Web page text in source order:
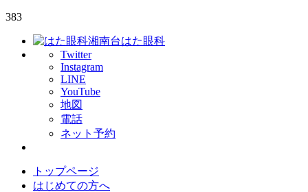
383
湘南台はた眼科
Twitter
Instagram
LINE
YouTube
地図
電話
ネット予約
トップページ
はじめての方へ